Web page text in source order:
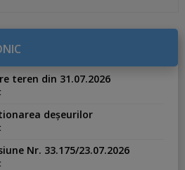
teren din 31.07.2026
deșeurilor
Nr. 33.175/23.07.2026